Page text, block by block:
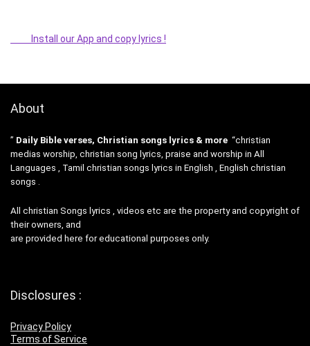
Install our App and copy lyrics !
About
” Daily Bible verses, Christian songs lyrics & more “christian
medias worship, christian song lyrics, praise and worship in All
Languages , Tamil christian songs lyrics in English , English christian
songs .
All christian Songs lyrics , videos etc are the property and copyright of
their owners, and
are provided here for educational purposes only.
Disclosures :
Privacy Policy
Terms of Service